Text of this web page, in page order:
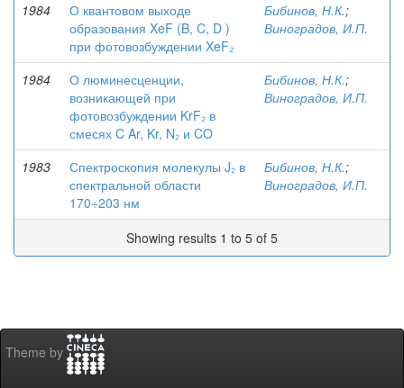
1984
О квантовом выходе
образования XeF (B, C, D )
при фотовозбуждении XeF₂
Бибинов, Н.К.;
Виноградов, И.П.
1984
О люминесценции,
возникающей при
фотовозбуждении KrF₂ в
смесях C Ar, Kr, N₂ и CO
Бибинов, Н.К.;
Виноградов, И.П.
1983
Спектроскопия молекулы J₂ в
спектральной области
170÷203 нм
Бибинов, Н.К.;
Виноградов, И.П.
Showing results 1 to 5 of 5
Theme by